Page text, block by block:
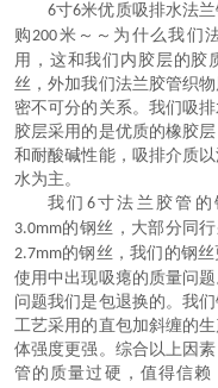
6寸6米优质吸排水法
购200米～～为什么我们
用，这和我们内胶层的胶
丝，外加我们法兰胶管织
密不可分的关系。我们吸
胶层采用的是优质的橡胶
和耐酸碱性能，吸排介质
水为主。
我们 6寸法兰胶管的
3.0mm的钢丝，大部分同
2.7mm的钢丝，我们的钢
使用中出现吸瘪的质量问
问题我们是包退换的。我们
工艺采用的直包加斜缠的
体强度更强。综合以上因素
管 的质量过硬，值得信赖